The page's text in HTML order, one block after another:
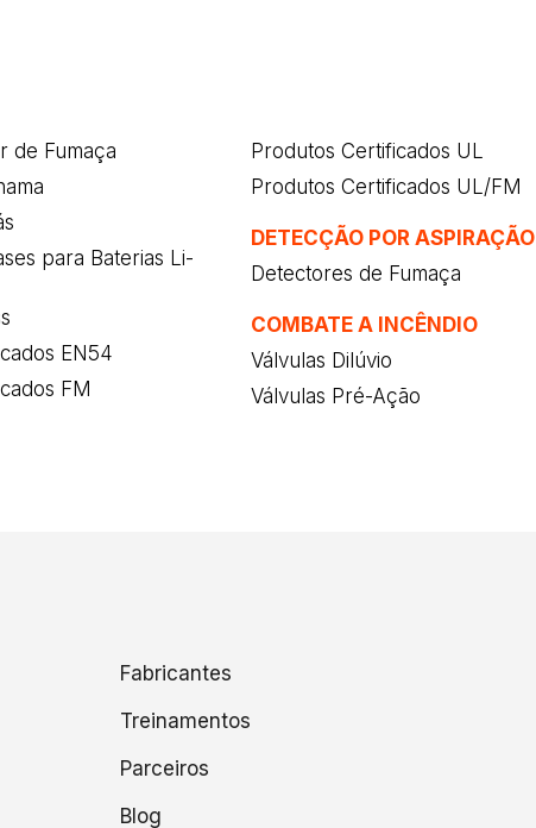
de Fumaça
para Baterias Li-
EN54
FM
Produtos Certificados UL
Produtos Certificados UL/FM
DETECÇÃO POR ASPIRAÇÃO
Detectores de Fumaça
COMBATE A INCÊNDIO
Válvulas Dilúvio
Válvulas Pré-Ação
Fabricantes
Treinamentos
Parceiros
Blog